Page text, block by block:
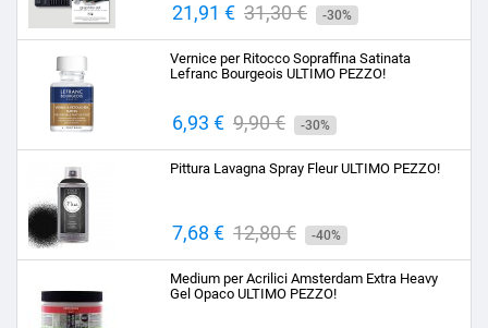
Prezzo
21,91 € Prezzo
base
31,30 € -30%
Vernice per Ritocco Sopraffina Satinata
Lefranc Bourgeois ULTIMO PEZZO!
Prezzo
6,93 € Prezzo
base
9,90 € -30%
Pittura Lavagna Spray Fleur ULTIMO PEZZO!
Prezzo
7,68 € Prezzo
base
12,80 € -40%
Medium per Acrilici Amsterdam Extra Heavy
Gel Opaco ULTIMO PEZZO!